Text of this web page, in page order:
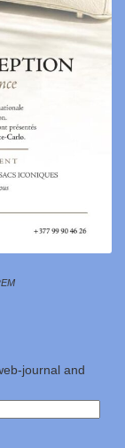
journal and